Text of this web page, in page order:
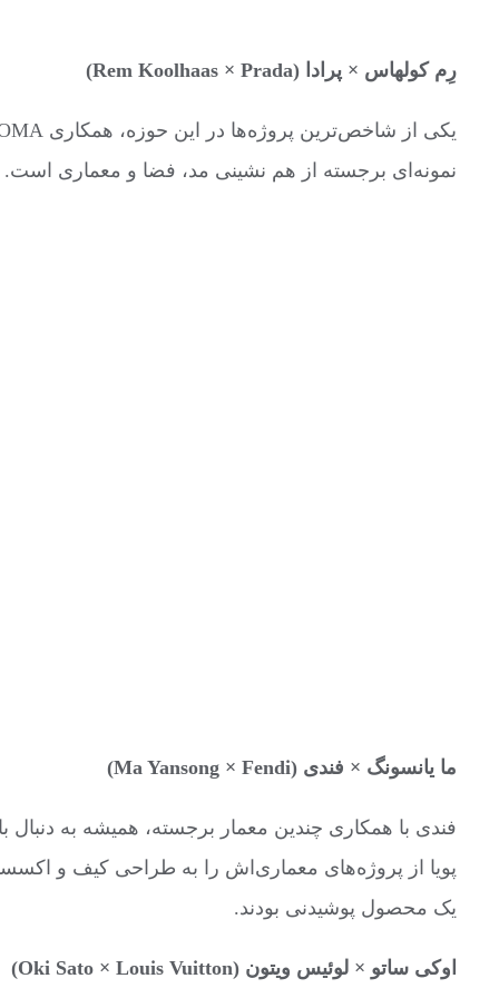
رِم کولهاس × پرادا (Rem Koolhaas × Prada)
نمونه‌ای برجسته از هم نشینی مد، فضا و معماری
ما یانسونگ × فندی (Ma Yansong × Fendi)
یک محصول پوشیدنی بودند.
اوکی ساتو × لوئیس ویتون (Oki Sato × Louis Vuitton)